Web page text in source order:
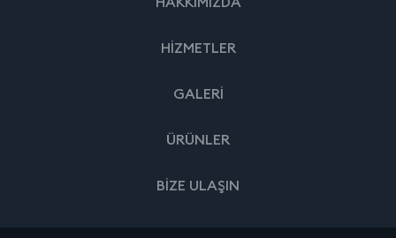
HİZMETLER
GALERİ
ÜRÜNLER
BİZE ULAŞIN